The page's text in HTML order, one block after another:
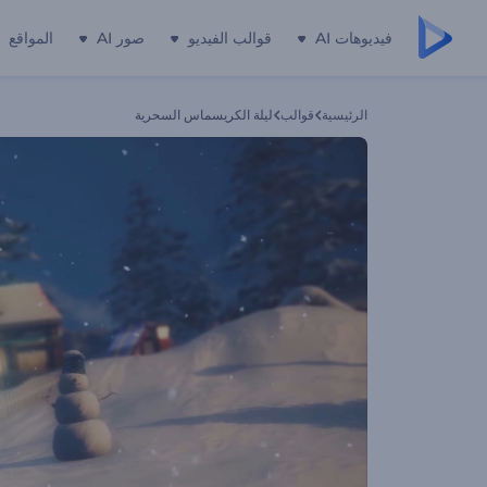
فيديوهات AI قوالب الفيديو صور AI المواقع
الرئيسية قوالب ليلة الكريسماس السحرية